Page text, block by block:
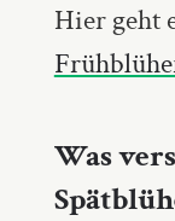
Hier geht
Was